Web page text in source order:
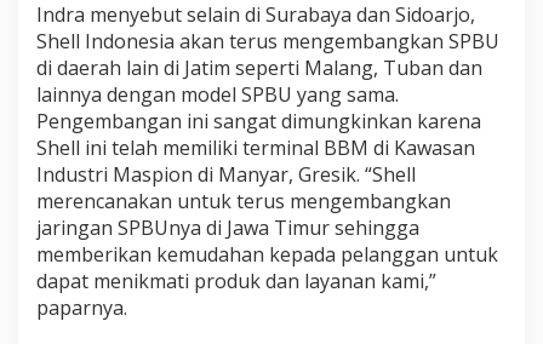
Indra menyebut selain di Surabaya dan Sidoarjo,
Shell Indonesia akan terus mengembangkan SPBU
di daerah lain di Jatim seperti Malang, Tuban dan
lainnya dengan model SPBU yang sama.
Pengembangan ini sangat dimungkinkan karena
Shell ini telah memiliki terminal BBM di Kawasan
Industri Maspion di Manyar, Gresik. “Shell
merencanakan untuk terus mengembangkan
jaringan SPBUnya di Jawa Timur sehingga
memberikan kemudahan kepada pelanggan untuk
dapat menikmati produk dan layanan kami,”
paparnya.